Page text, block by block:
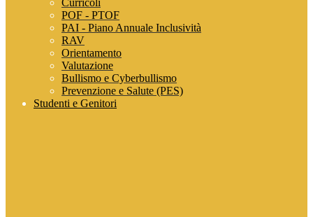
Curricoli
POF - PTOF
PAI - Piano Annuale Inclusività
RAV
Orientamento
Valutazione
Bullismo e Cyberbullismo
Prevenzione e Salute (PES)
Studenti e Genitori